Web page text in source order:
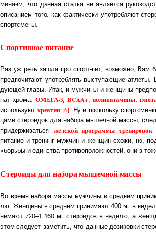
ми­на­ем, что дан­ная статья не является
опи­са­ни­ем того, как фактически употребляют
спорт­сме­ны.
Спортивное питание
Раз уж речь зашла про спорт-пит, возможно, Вам
пред­по­чи­та­ют употреблять выступающие
дую­щей гла­вы. Итак, и муж­чи­ны и жен­щи­ны
нат хр­ома, ОМЕГА-3,BCAA+,поливитамины,
ис­поль­зу­юткреатин [6]. Ну и поскольку
ца­ми стероидов для набора мышечной массы,
при­дер­жи­вать­ся женской программы тренировок
питание и тренинг мужчин и женщин схожи, но,
«борь­бы и единства про­ти­во­по­лож­нос­тей, они в
Стероиды для набора мышечной массы
Во время набора массы мужчины в среднем
лю. Женщины в среднем принимают 400 мг в
ни­ма­ют 720–1.160 мг стероидов в неделю, а
этом следует заметить, что данные дозировки